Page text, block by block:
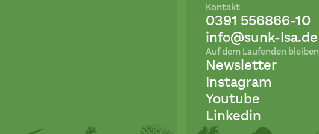
Kontakt
0391 556866-10
info@sunk-lsa.de
Auf dem Laufenden bleiben
Newsletter
Instagram
Youtube
Linkedin